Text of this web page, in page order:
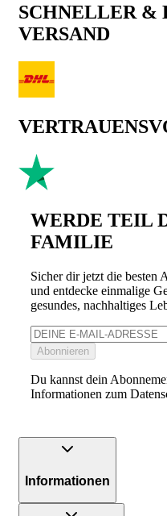
SCHNELLER &
VERSAND
WERDE TEIL
FAMILIE
Sicher dir jetzt die besten
und entdecke einmalige
gesundes, nachhaltiges
Abonnieren
Du kannst dein
Informationen zum
Informationen